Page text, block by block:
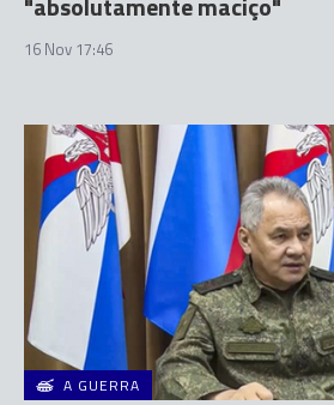
16 Nov 17:46
A GUERRA